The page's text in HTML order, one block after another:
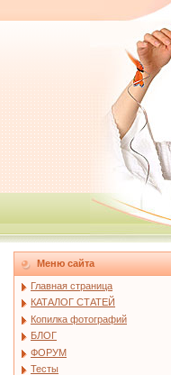
Меню сайта
Главная страница
КАТАЛОГ СТАТЕЙ
Копилка фотографий
БЛОГ
ФОРУМ
Тесты